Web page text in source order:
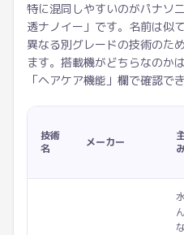
特に混同しやすいのがパナソ
透ナノイー」です。名前は似
異なる別グレードの技術のた
ます。搭載機がどちらなのか
「ヘアケア機能」欄で確認でき
技術
名
メーカー